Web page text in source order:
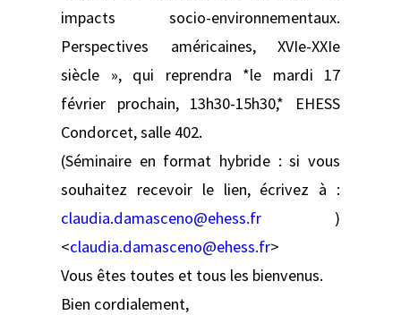
impacts socio-environnementaux.
Perspectives américaines, XVIe-XXIe
siècle », qui reprendra *le mardi 17
février prochain, 13h30-15h30,* EHESS
Condorcet, salle 402.
(Séminaire en format hybride : si vous
souhaitez recevoir le lien, écrivez à :
claudia.damasceno@ehess.fr )
<claudia.damasceno@ehess.fr>
Vous êtes toutes et tous les bienvenus.
Bien cordialement,